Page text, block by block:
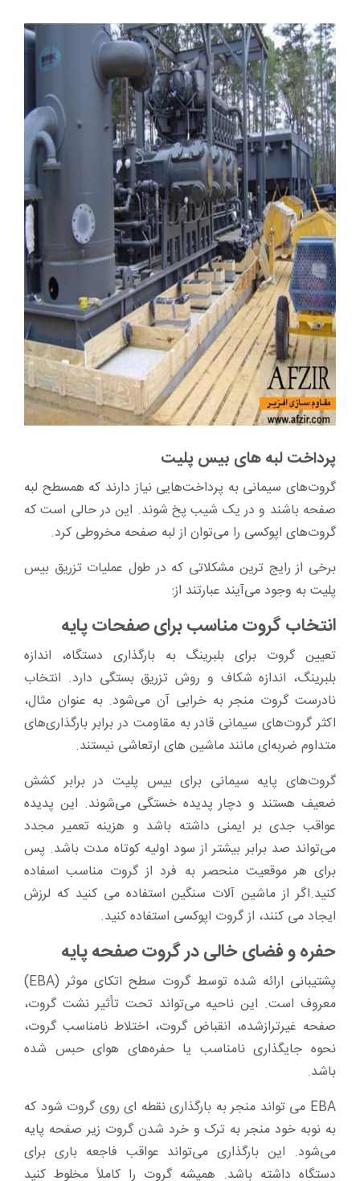
پرداخت لبه های بیس پلیت
گروت‌های سیمانی به پرداخت‌هایی نیاز دارند که همسطح لبه
صفحه باشند و در یک شیب پخ شوند. این در حالی است که
گروت‌های اپوکسی را می‌توان از لبه صفحه مخروطی کرد.
برخی از رایج ترین مشکلاتی که در طول عملیات تزریق بیس
پلیت به وجود می‌آیند عبارتند از:
انتخاب گروت مناسب برای صفحات پایه
تعیین گروت برای بلبرینگ به بارگذاری دستگاه، اندازه
بلبرینگ، اندازه شکاف و روش تزریق بستگی دارد. انتخاب
نادرست گروت منجر به خرابی آن می‌شود. به عنوان مثال،
اکثر گروت‌های سیمانی قادر به مقاومت در برابر بارگذاری‌های
متداوم ضربه‌ای مانند ماشین های ارتعاشی نیستند.
گروت‌های پایه سیمانی برای بیس پلیت در برابر کشش
ضعیف هستند و دچار پدیده خستگی می‌شوند. این پدیده
عواقب جدی بر ایمنی داشته باشد و هزینه تعمیر مجدد
می‌تواند صد برابر بیشتر از سود اولیه کوتاه مدت باشد. پس
برای هر موقعیت منحصر به فرد از گروت مناسب اسفاده
کنید.اگر از ماشین آلات سنگین استفاده می کنید که لرزش
ایجاد می کنند، از گروت اپوکسی استفاده کنید.
حفره و فضای خالی در گروت صفحه پایه
پشتیبانی ارائه شده توسط گروت سطح اتکای موثر (EBA)
معروف است. این ناحیه می‌تواند تحت تأثیر نشت گروت،
صفحه غیرترازشده، انقباض گروت، اختلاط نامناسب گروت،
نحوه جایگذاری نامناسب یا حفره‌های هوای حبس شده
باشد.
EBA می تواند منجر به بارگذاری نقطه ای روی گروت شود که
به نوبه خود منجر به ترک و خرد شدن گروت زیر صفحه پایه
می‌شود. این بارگذاری می‌تواند عواقب فاجعه باری برای
دستگاه داشته باشد. همیشه گروت را کاملاً مخلوط کنید